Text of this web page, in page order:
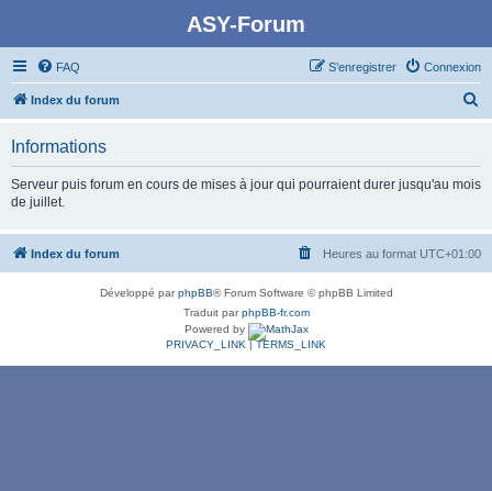
ASY-Forum
FAQ Connexion
S’enregistrer
Index du forum
c
Informations
Serveur puis forum en cours de mises à jour qui pourraient durer jusqu'au mois
de juillet.
Index du forum Heures au format UTC+01:00
Développé parphpBB® Forum Software © phpBB Limited
Traduit parphpBB-fr.com
Powered by
PRIVACY_LINK |TERMS_LINK